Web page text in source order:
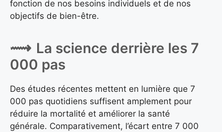
fonction de nos besoins individuels et de nos
objectifs de bien-être.
La science derrière les 7
000 pas
Des études récentes mettent en lumière que 7
000 pas quotidiens suffisent amplement pour
réduire la mortalité et améliorer la santé
générale. Comparativement, l’écart entre 7 000